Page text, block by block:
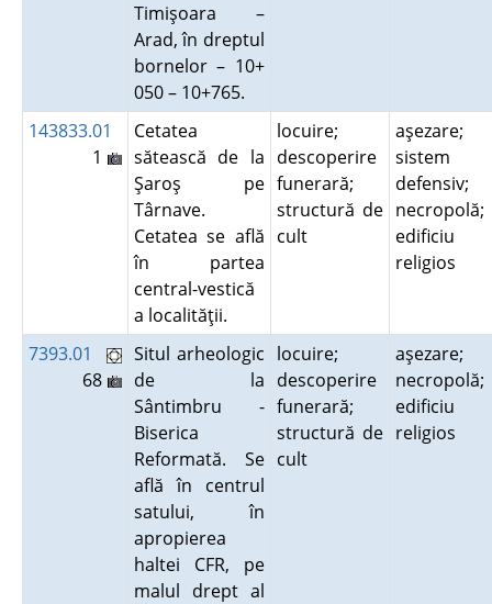
Timişoara –
Arad, în dreptul
bornelor – 10+
050 – 10+765.
143833.01
1
Cetatea
sătească de la
Şaroş pe
Târnave.
Cetatea se află
în partea
central-vestică
a localităţii.
locuire;
descoperire
funerară;
structură de
cult
aşezare;
sistem
defensiv;
necropolă;
edificiu
religios
7393.01
68
Situl arheologic
de la
Sântimbru -
Biserica
Reformată. Se
află în centrul
satului, în
apropierea
haltei CFR, pe
malul drept al
locuire;
descoperire
funerară;
structură de
cult
aşezare;
necropolă;
edificiu
religios